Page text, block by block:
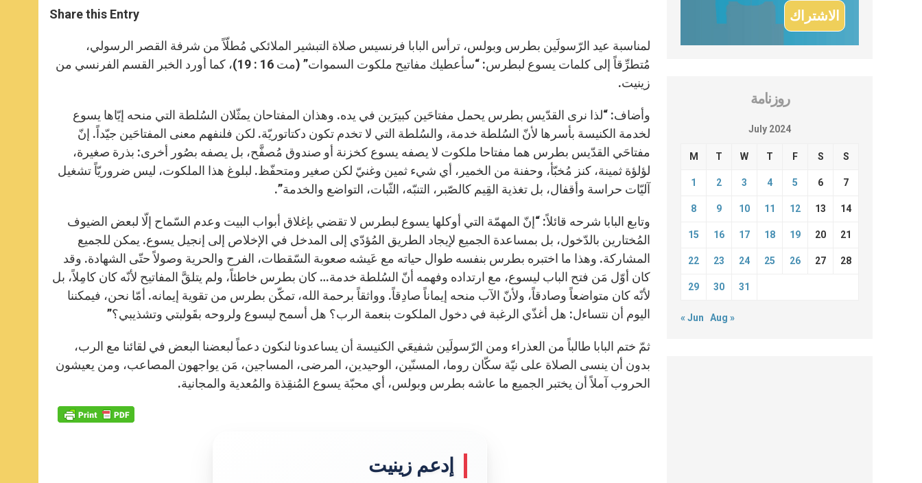
t
s
s
e
g
e
r
e
b
o
k
r
Share this Entry
لمناسبة عيد الرّسولَين بطرس وبولس، ترأس البابا فرنسيس صلاة التبشير الملائكي مُطلّاً من شرفة القصر الرسولي،
مُتطرِّقاً إلى كلمات يسوع لبطرس: “سأعطيك مفاتيح ملكوت السموات” (مت 16 : 19)، كما أورد الخبر القسم الفرنسي من
زينيت.
وأضاف: “لذا نرى القدّيس بطرس يحمل مفتاحَين كبيرَين في يده. وهذان المفتاحان يمثّلان السُلطة التي منحه إيّاها يسوع
لخدمة الكنيسة بأسرها لأنّ السُلطة خدمة، والسُلطة التي لا تخدم تكون دكتاتوريّة. لكن فلنفهم معنى المفتاحَين جيّداً. إنّ
مفتاحَي القدّيس بطرس هما مفتاحا ملكوت لا يصفه يسوع كخزنة أو صندوق مُصفَّح، بل يصفه بصُور أخرى: بذرة صغيرة،
لؤلؤة ثمينة، كنز مُخبّأ، وحفنة من الخمير، أي شيء ثمين وغنيّ لكن صغير ومتحفّظ. لبلوغ هذا الملكوت، ليس ضروريّاً تشغيل
آليّات حراسة وأقفال، بل تغذية القِيم كالصّبر، التنبّه، الثّبات، التواضع والخدمة”.
وتابع البابا شرحه قائلاً: “إنّ المهمّة التي أوكلها يسوع لبطرس لا تقضي بإغلاق أبواب البيت وعدم السّماح إلّا لبعض الضيوف
المُختارين بالدّخول، بل بمساعدة الجميع لإيجاد الطريق المُؤدّي إلى المدخل في الإخلاص إلى إنجيل يسوع. يمكن للجميع
المشاركة. وهذا ما اختبره بطرس بنفسه طوال حياته مع عَيشه صعوبة السّقطات، الفرح والحرية وصولاً حتّى الشهادة. وقد
كان أوّل مَن فتح الباب ليسوع، مع ارتداده وفهمه أنّ السُلطة خدمة… كان بطرس خاطئاً، ولم يتلقَّ المفاتيح لأنّه كان كامِلاً، بل
لأنّه كان متواضعاً وصادقاً، ولأنّ الآب منحه إيماناً صادِقاً. وواثقاً برحمة الله، تمكّن بطرس من تقوية إيمانه. أمّا نحن، فيمكننا
اليوم أن نتساءل: هل أغذّي الرغبة في دخول الملكوت بنعمة الرب؟ هل أسمح ليسوع ولروحه بقَولبتي وتشذيبي؟”
ثمّ ختم البابا طالباً من العذراء ومن الرّسولَين شفيعَي الكنيسة أن يساعدونا لنكون دعماً لبعضنا البعض في لقائنا مع الرب،
بدون أن ينسى الصلاة على نيّة سكّان روما، المسنّين، الوحيدين، المرضى، المساجين، مَن يواجهون المصاعب، ومن يعيشون
الحروب آملاً أن يختبر الجميع ما عاشه بطرس وبولس، أي محبّة يسوع المُنقِذة والمُعدية والمجانية.
إدعم زينيت
روزنامة
July 2024
M T W T F S S
1 2 3 4 5 6 7
8 9 10 11 12 13 14
15 16 17 18 19 20 21
22 23 24 25 26 27 28
29 30 31
« Jun Aug »